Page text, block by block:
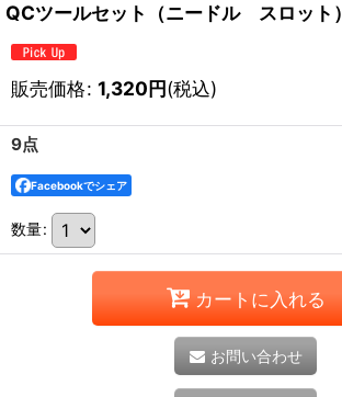
QCツールセット（ニードル スロット）
販売価格: 1,320円(税込)
9点
Facebookでシェア
数量:
カートに入れる
お問い合わせ